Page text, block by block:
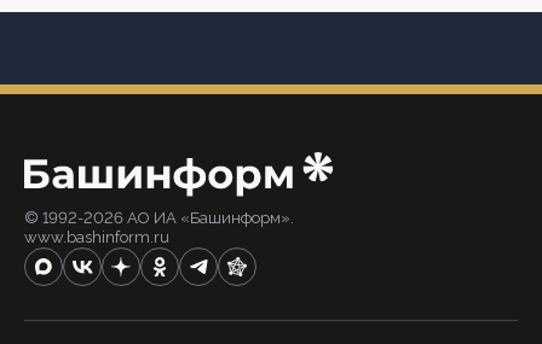
© 1992-2026 АО ИА «Башинформ».
www.bashinform.ru